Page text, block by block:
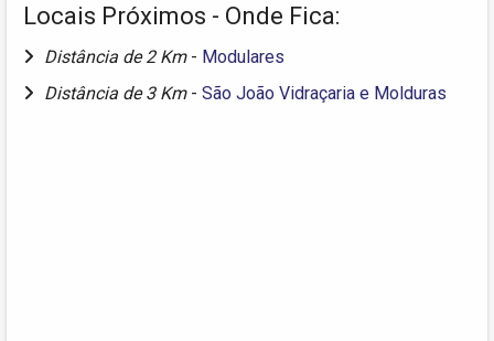
Locais Próximos - Onde Fica:
Distância de 2 Km - Modulares
Distância de 3 Km - São João Vidraçaria e Molduras